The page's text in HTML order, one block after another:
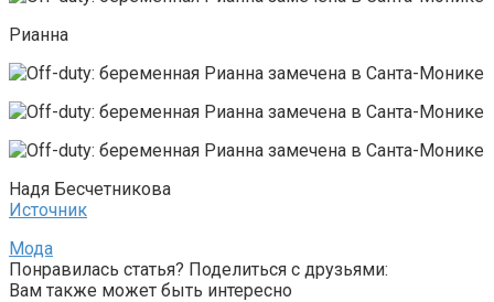
Рианна
Надя Бесчетникова
Источник
Мода
Понравилась статья? Поделиться с друзьями:
Вам также может быть интересно